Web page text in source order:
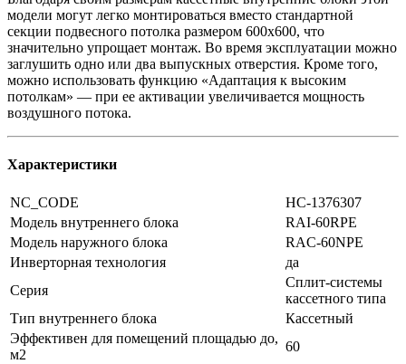
модели могут легко монтироваться вместо стандартной
секции подвесного потолка размером 600x600, что
значительно упрощает монтаж. Во время эксплуатации можно
заглушить одно или два выпускных отверстия. Кроме того,
можно использовать функцию «Адаптация к высоким
потолкам» — при ее активации увеличивается мощность
воздушного потока.
Характеристики
NC_CODE
НС-1376307
Модель внутреннего блока
RAI-60RPE
Модель наружного блока
RAC-60NPE
Инверторная технология
да
Серия
Сплит-системы
кассетного типа
Тип внутреннего блока
Кассетный
Эффективен для помещений площадью до,
м2
60